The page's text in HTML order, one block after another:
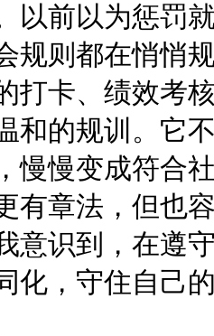
以前以为惩罚
规则都在悄悄
打卡、绩效考
和的规训。它
慢慢变成符合
有章法，但也
意识到，在遵
化，守住自己